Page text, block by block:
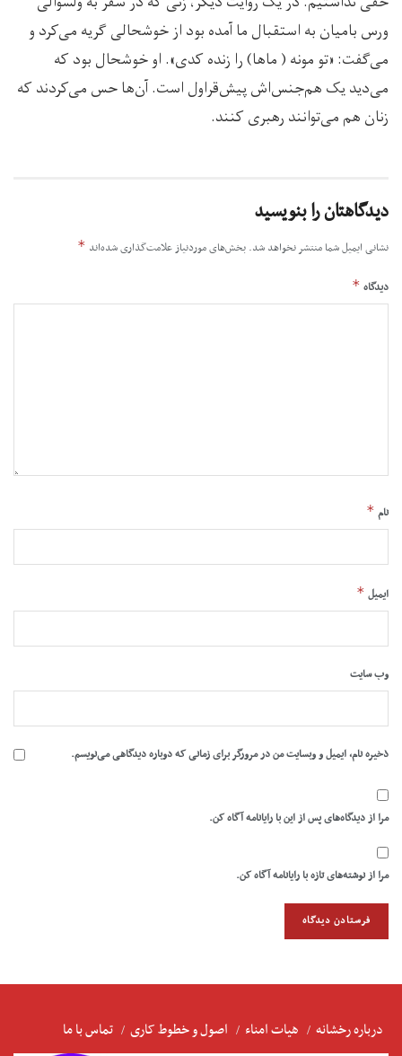
ورس بامیان به استقبال ما آمده بود از خوشحالی گریه می‌کرد و
می‌گفت: «تو مونه ( ماها) را زنده کدی». او خوشحال بود که
می‌دید یک هم‌جنس‌اش پیش‌قراول است. آن‌ها حس می‌کردند که
زنان هم می‌توانند رهبری کنند.
دیدگاهتان را بنویسید
نشانی ایمیل شما منتشر نخواهد شد. بخش‌های موردنیاز علامت‌گذاری شده‌اند *
دیدگاه *
نام *
ایمیل *
وب‌ سایت
ذخیره نام، ایمیل و وبسایت من در مرورگر برای زمانی که دوباره دیدگاهی می‌نویسم.
مرا از دیدگاه‌های پس از این با رایانامه آگاه کن.
مرا از نوشته‌های تازه با رایانامه آگاه کن.
درباره رخشانه هیات امناء اصول و خطوط کاری تماس با ما